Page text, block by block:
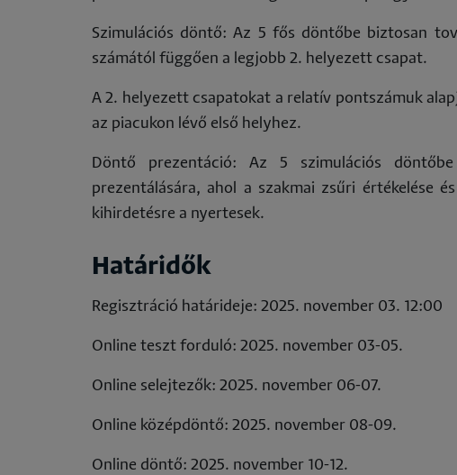
Szimulációs döntő: Az 5 fős döntőbe biztosan
számától függően a legjobb 2. helyezett csapat.
A 2. helyezett csapatokat a relatív pontszámuk
az piacukon lévő első helyhez.
Döntő prezentáció: Az 5 szimulációs
prezentálására, ahol a szakmai zsűri értékelése
kihirdetésre a nyertesek.
Határidők
Regisztráció határideje: 2025. november 03. 12:00
Online teszt forduló: 2025. november 03-05.
Online selejtezők: 2025. november 06-07.
Online középdöntő: 2025. november 08-09.
Online döntő: 2025. november 10-12.